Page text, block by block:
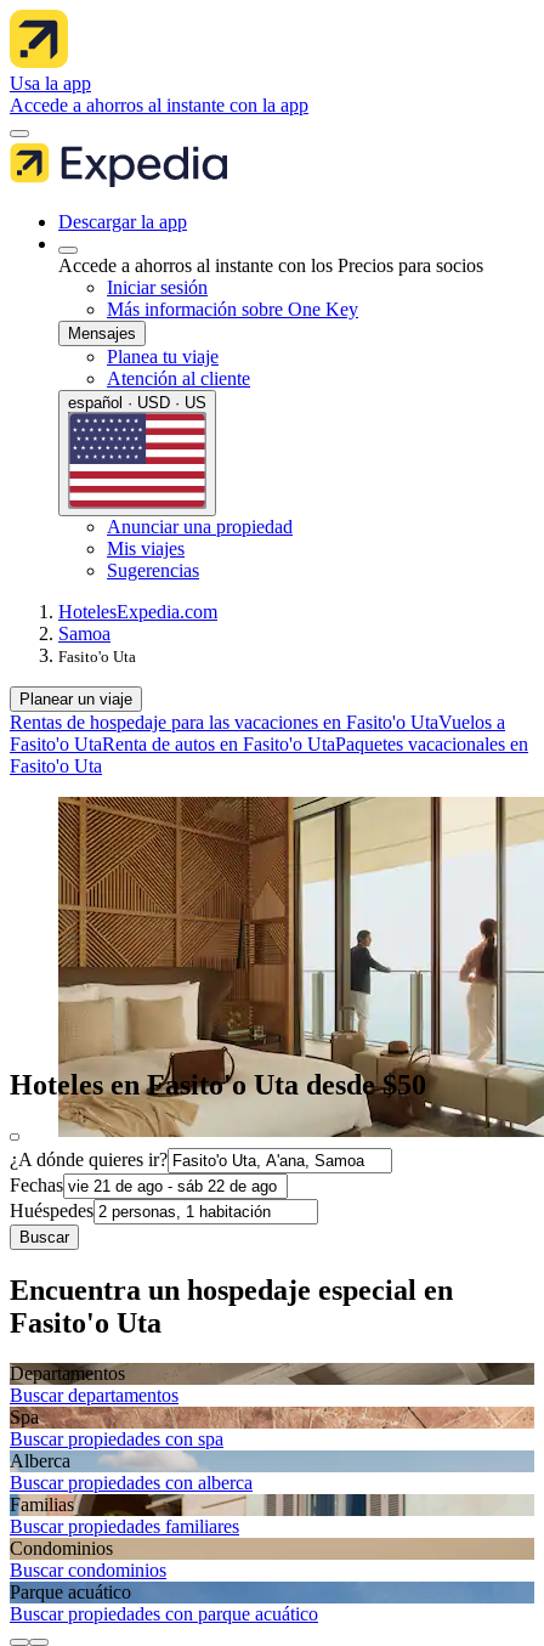
Usa la app
Accede a ahorros al instante con la app
Descargar la app
Accede a ahorros al instante con los Precios para socios
Iniciar sesión
Más información sobre One Key
Mensajes
Planea tu viaje
Atención al cliente
español · USD · US
Anunciar una propiedad
Mis viajes
Sugerencias
HotelesExpedia.com
Samoa
Fasito'o Uta
Planear un viaje
Rentas de hospedaje para las vacaciones en Fasito'o UtaVuelos a
Fasito'o UtaRenta de autos en Fasito'o UtaPaquetes vacacionales en
Fasito'o Uta
Hoteles en Fasito'o Uta desde $50
¿A dónde quieres ir?
Fechas
Huéspedes
Buscar
Encuentra un hospedaje especial en
Fasito'o Uta
Departa­mentos
Buscar departamentos
Spa
Buscar propiedades con spa
Alberca
Buscar propiedades con alberca
Familias
Buscar propiedades familiares
Condominios
Buscar condominios
Parque acuático
Buscar propiedades con parque acuático